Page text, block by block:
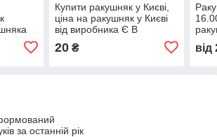
Купити ракушняк у Києві,
ціна на ракушняк у Києві
від виробника Є В
20₴ від
за останній рік